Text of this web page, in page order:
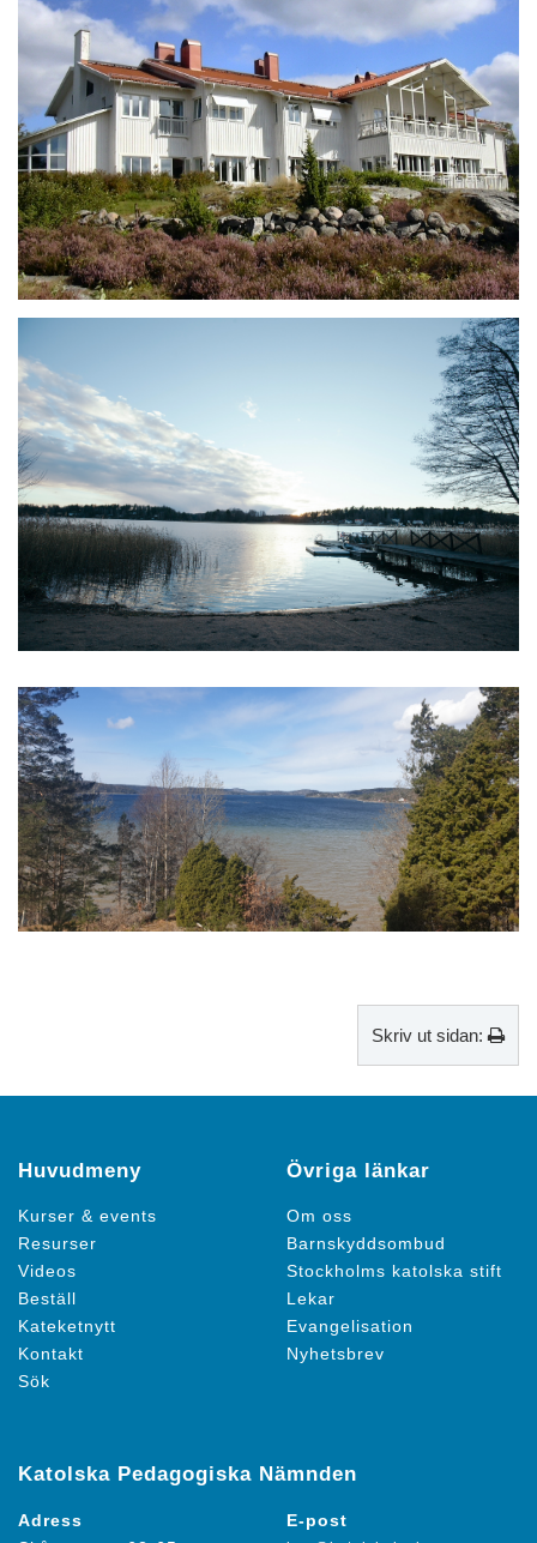
Skriv ut sidan:
Huvudmeny
Kurser & events
Resurser
Videos
Beställ
Kateketnytt
Kontakt
Sök
Övriga länkar
Om oss
Barnskyddsombud
Stockholms katolska stift
Lekar
Evangelisation
Nyhetsbrev
Katolska Pedagogiska Nämnden
Adress
E-post